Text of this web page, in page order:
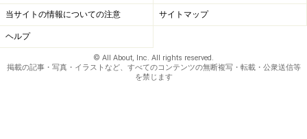
当サイトの情報についての注意 サイトマップ
ヘルプ
© All About, Inc. All rights reserved.
掲載の記事・写真・イラストなど、すべてのコンテンツの無断複写・転載・公衆送信等
を禁じます